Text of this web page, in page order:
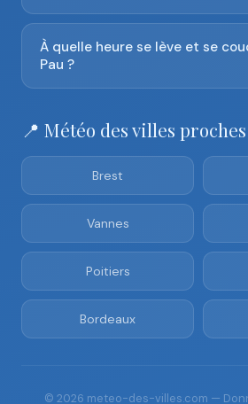
À quelle heure se lève et se
Pau ?
📍 Météo des villes
Brest
Vannes
Poitiers
Bordeaux
© 2026 meteo-des-villes.com —